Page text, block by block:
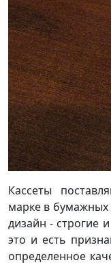
Кассеты
марке в бумажных
дизайн - строгие
это и есть
определенное